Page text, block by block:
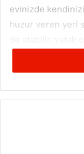
evinizde
huzur veren yeri
Okuma köşesi
görsellikten önce
Yani, hangi tip
tercih
koyu renkli deri